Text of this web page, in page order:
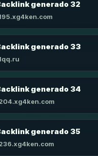
generado 32
generado 33
generado 34
generado 35